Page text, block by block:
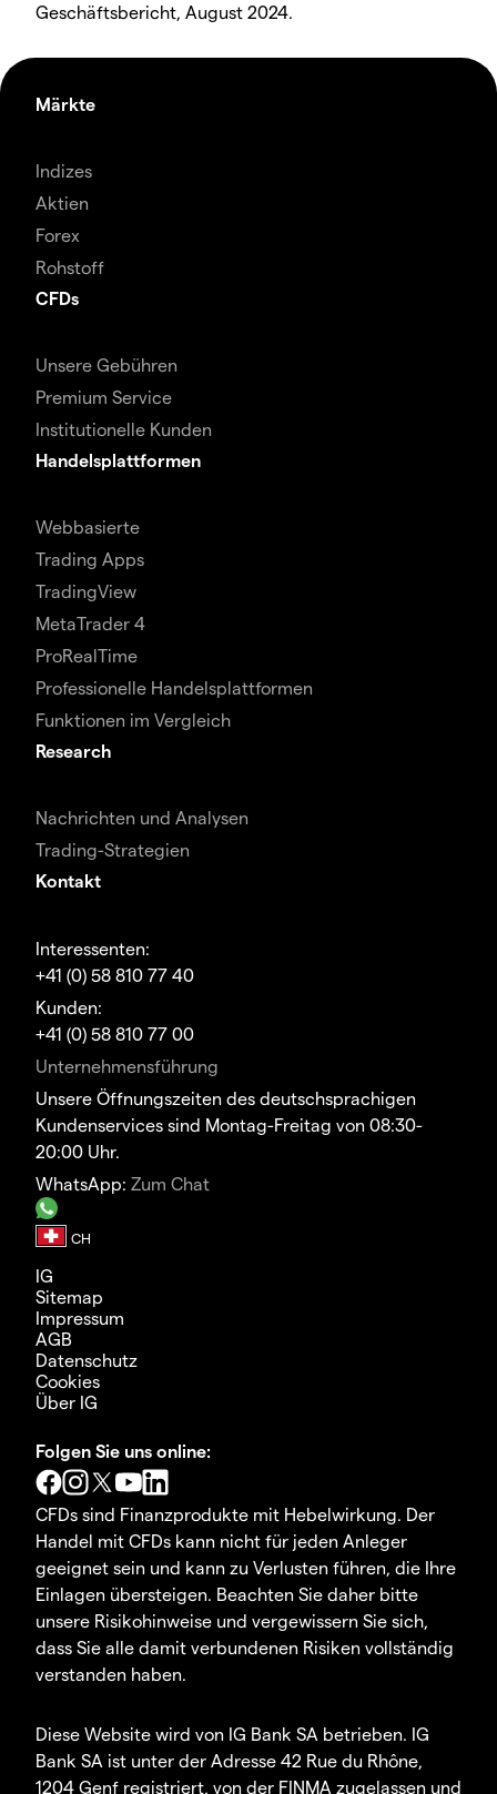
Geschäftsbericht, August 2024.
Märkte
Indizes
Aktien
Forex
Rohstoff
CFDs
Unsere Gebühren
Premium Service
Institutionelle Kunden
Handelsplattformen
Webbasierte
Trading Apps
TradingView
MetaTrader 4
ProRealTime
Professionelle Handelsplattformen
Funktionen im Vergleich
Research
Nachrichten und Analysen
Trading-Strategien
Kontakt
Interessenten:
+41 (0) 58 810 77 40
Kunden:
+41 (0) 58 810 77 00
Unternehmensführung
Unsere Öffnungszeiten des deutschsprachigen
Kundenservices sind Montag-Freitag von 08:30-
20:00 Uhr.
WhatsApp: Zum Chat
IG
Sitemap
Impressum
AGB
Datenschutz
Cookies
Über IG
Folgen Sie uns online:
CFDs sind Finanzprodukte mit Hebelwirkung. Der
Handel mit CFDs kann nicht für jeden Anleger
geeignet sein und kann zu Verlusten führen, die Ihre
Einlagen übersteigen. Beachten Sie daher bitte
unsere Risikohinweise und vergewissern Sie sich,
dass Sie alle damit verbundenen Risiken vollständig
verstanden haben.
Diese Website wird von IG Bank SA betrieben. IG
Bank SA ist unter der Adresse 42 Rue du Rhône,
1204 Genf registriert, von der FINMA zugelassen und